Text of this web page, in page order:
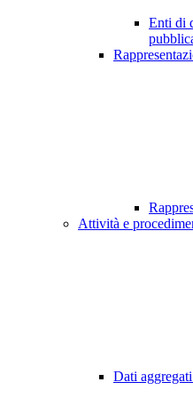
Enti di
Attività e
Dati